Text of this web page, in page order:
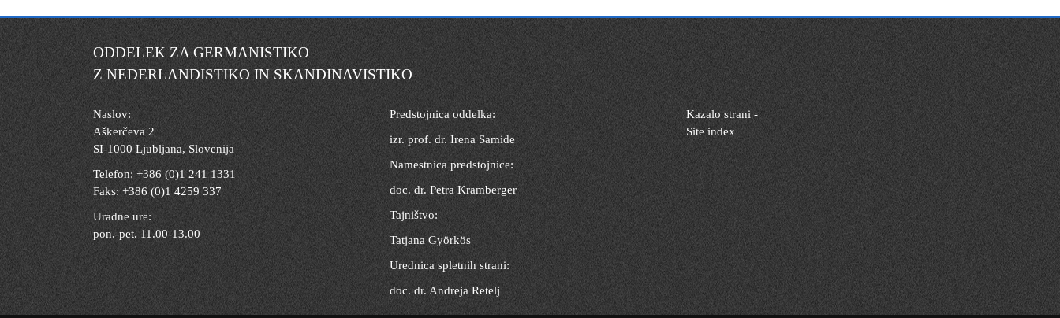
ODDELEK ZA GERMANISTIKO
Z NEDERLANDISTIKO IN SKANDINAVISTIKO
Naslov:
Aškerčeva 2
SI-1000 Ljubljana, Slovenija
Telefon: +386 (0)1 241 1331
Faks: +386 (0)1 4259 337
Uradne ure:
pon.-pet. 11.00-13.00
Predstojnica oddelka:
izr. prof. dr. Irena Samide
Namestnica predstojnice:
doc. dr. Petra Kramberger
Tajništvo:
Tatjana Györkös
Urednica spletnih strani:
doc. dr. Andreja Retelj
Kazalo strani -
Site index